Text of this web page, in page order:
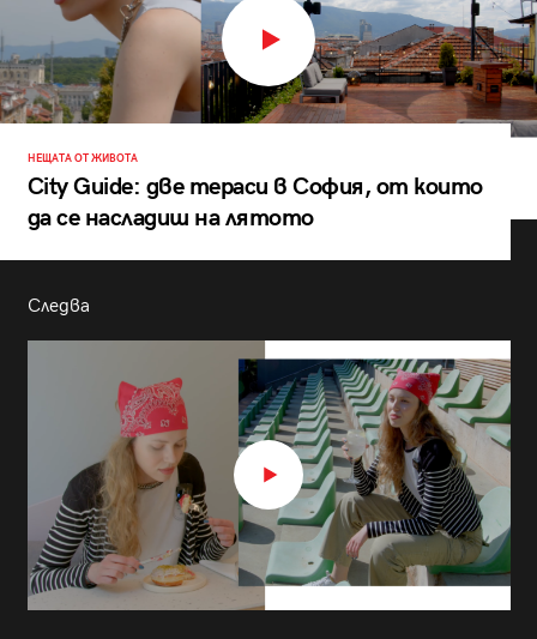
НЕЩАТА ОТ ЖИВОТА
City Guide: две тераси в София, от които
да се насладиш на лятото
Следва